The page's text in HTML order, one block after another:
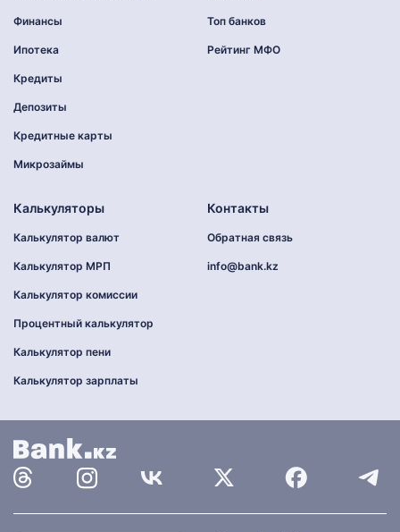
Финансы
Ипотека
Кредиты
Депозиты
Кредитные карты
Микрозаймы
Топ банков
Рейтинг МФО
Калькуляторы
Калькулятор валют
Калькулятор МРП
Калькулятор комиссии
Процентный калькулятор
Калькулятор пени
Калькулятор зарплаты
Контакты
Обратная связь
info@bank.kz